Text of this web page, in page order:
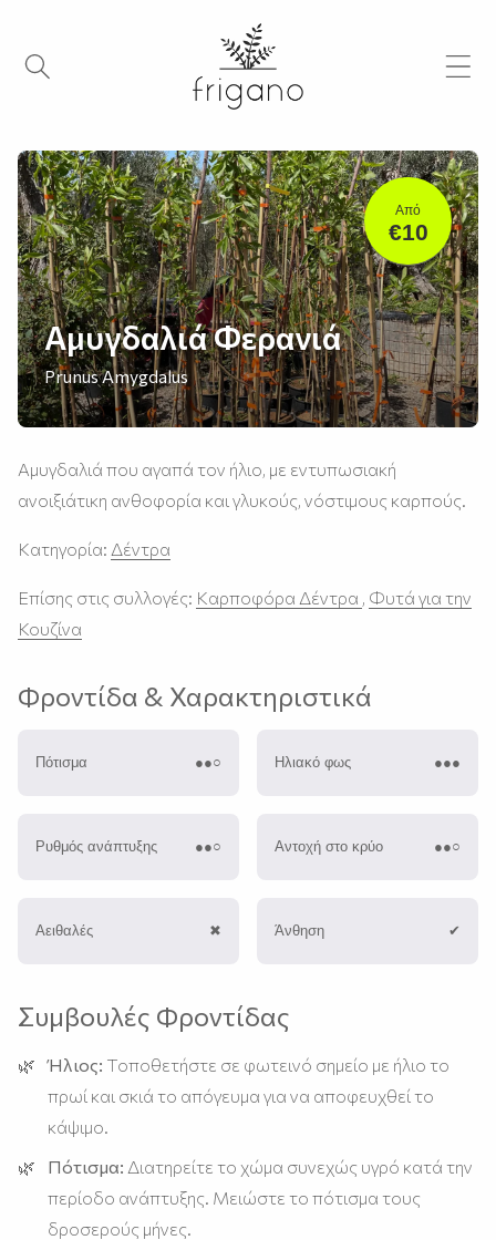
Αμυγδαλιά Φερανιά
Prunus Amygdalus
Από
€10
Αμυγδαλιά που αγαπά τον ήλιο, με εντυπωσιακή
ανοιξιάτικη ανθοφορία και γλυκούς, νόστιμους καρπούς.
Κατηγορία: Δέντρα
Επίσης στις συλλογές: Καρποφόρα Δέντρα , Φυτά για την
Κουζίνα
Φροντίδα & Χαρακτηριστικά
Πότισμα ●●○ Ηλιακό φως ●●●
Ρυθμός ανάπτυξης ●●○ Αντοχή στο κρύο ●●○
Αειθαλές ✖︎ Άνθηση ✔︎
Συμβουλές Φροντίδας
Ήλιος: Τοποθετήστε σε φωτεινό σημείο με ήλιο το
πρωί και σκιά το απόγευμα για να αποφευχθεί το
κάψιμο.
Πότισμα: Διατηρείτε το χώμα συνεχώς υγρό κατά την
περίοδο ανάπτυξης. Μειώστε το πότισμα τους
δροσερούς μήνες.